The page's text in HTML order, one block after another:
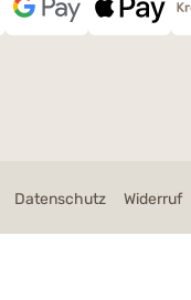
Datenschutz Widerruf
Cookie Einstellungen